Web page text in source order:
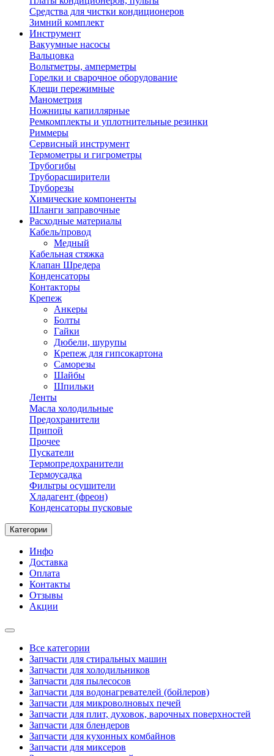
Средства для чистки кондиционеров
Зимний комплект
Инструмент
Вакуумные насосы
Вальцовка
Вольтметры, амперметры
Горелки и сварочное оборудование
Клещи пережимные
Манометрия
Ножницы капиллярные
Ремкомплекты и уплотнительные резинки
Риммеры
Сервисный инструмент
Термометры и гигрометры
Трубогибы
Труборасширители
Труборезы
Химические компоненты
Шланги заправочные
Расходные материалы
Кабель/провод
Медный
Кабельная стяжка
Клапан Шредера
Конденсаторы
Контакторы
Крепеж
Анкеры
Болты
Гайки
Дюбели, шурупы
Крепеж для гипсокартона
Саморезы
Шайбы
Шпильки
Ленты
Масла холодильные
Предохранители
Припой
Прочее
Пускатели
Термопредохранители
Термоусадка
Фильтры осушители
Хладагент (фреон)
Конденсаторы пусковые
Категории
Инфо
Доставка
Оплата
Контакты
Отзывы
Акции
Все категории
Запчасти для стиральных машин
Запчасти для холодильников
Запчасти для пылесосов
Запчасти для водонагревателей (бойлеров)
Запчасти для микроволновых печей
Запчасти для плит, духовок, варочных поверхностей
Запчасти для блендеров
Запчасти для кухонных комбайнов
Запчасти для миксеров